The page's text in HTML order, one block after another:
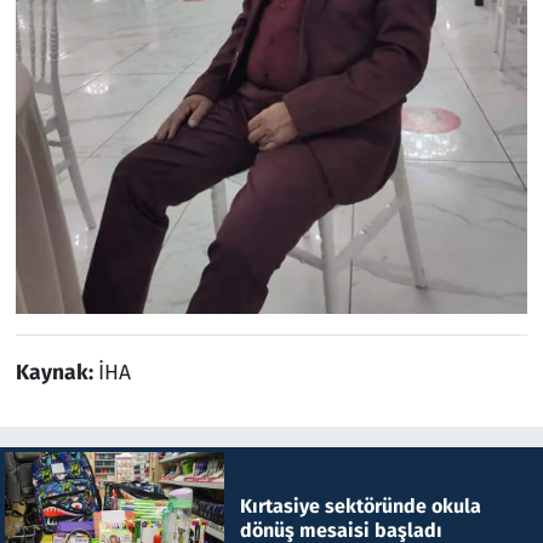
Kaynak: İHA
Kırtasiye sektöründe okula
dönüş mesaisi başladı